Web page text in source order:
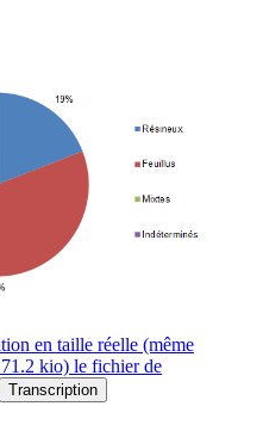
en taille réelle (même
kio) le fichier de
Transcription